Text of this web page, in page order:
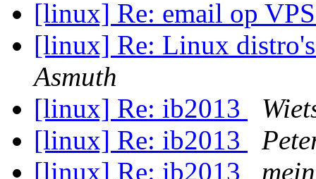
[linux] Re: email op
[linux] Re: Linux
Asmuth
[linux] Re: ib2013
[linux] Re: ib2013
[linux] Re: ib2013